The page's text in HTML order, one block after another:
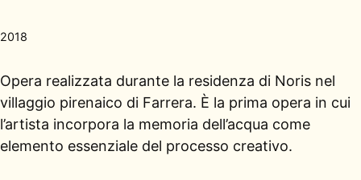
2018
Opera realizzata durante la residenza di Noris nel
villaggio pirenaico di Farrera. È la prima opera in cui
l’artista incorpora la memoria dell’acqua come
elemento essenziale del processo creativo.